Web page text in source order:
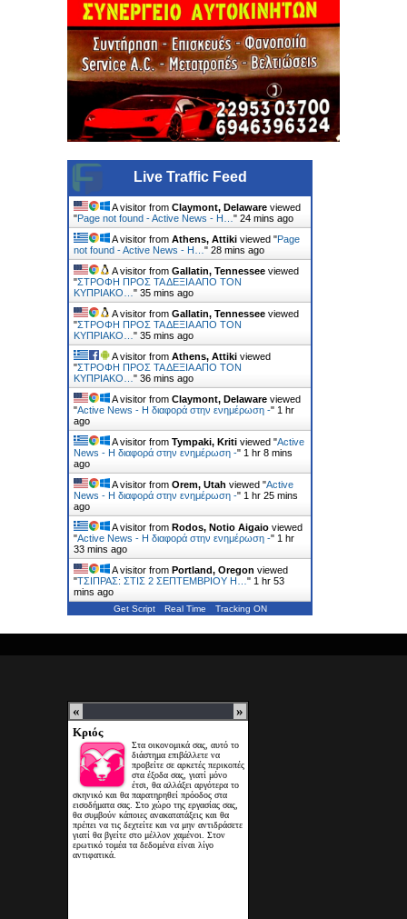
Live Traffic Feed
A visitor from Claymont, Delaware viewed
"Page not found - Active News - Η… " 24 mins ago
A visitor from Athens, Attiki viewed "Page
not found - Active News - Η… " 28 mins ago
A visitor from Gallatin, Tennessee viewed
"ΣΤΡΟΦΗ ΠΡΟΣ ΤΑ ΔΕΞΙΑ ΑΠΟ ΤΟΝ
ΚΥΠΡΙΑΚΟ… " 35 mins ago
A visitor from Gallatin, Tennessee viewed
"ΣΤΡΟΦΗ ΠΡΟΣ ΤΑ ΔΕΞΙΑ ΑΠΟ ΤΟΝ
ΚΥΠΡΙΑΚΟ… " 35 mins ago
A visitor from Athens, Attiki viewed
"ΣΤΡΟΦΗ ΠΡΟΣ ΤΑ ΔΕΞΙΑ ΑΠΟ ΤΟΝ
ΚΥΠΡΙΑΚΟ… " 36 mins ago
A visitor from Claymont, Delaware viewed
"Active News - Η διαφορά στην ενημέρωση -" 1 hr 1
min ago
A visitor from Tympaki, Kriti viewed "Active
News - Η διαφορά στην ενημέρωση -" 1 hr 8 mins
ago
A visitor from Orem, Utah viewed "Active
News - Η διαφορά στην ενημέρωση -" 1 hr 25 mins
ago
A visitor from Rodos, Notio Aigaio viewed
"Active News - Η διαφορά στην ενημέρωση -" 1 hr
33 mins ago
A visitor from Portland, Oregon viewed
"ΤΣΙΠΡΑΣ: ΣΤΙΣ 2 ΣΕΠΤΕΜΒΡΙΟΥ Η… " 1 hr 53
mins ago
Get Script Real Time Tracking ON